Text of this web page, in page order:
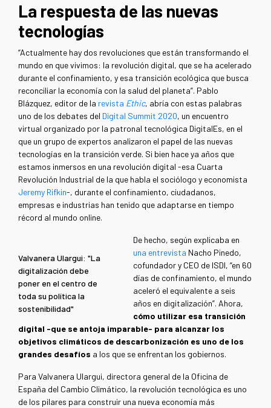
La respuesta de las nuevas
tecnologías
“Actualmente hay dos revoluciones que están transformando el
mundo en que vivimos: la revolución digital, que se ha acelerado
durante el confinamiento, y esa transición ecológica que busca
reconciliar la economía con la salud del planeta”. Pablo
Blázquez, editor de la revista Ethic, abría con estas palabras
uno de los debates del Digital Summit 2020, un encuentro
virtual organizado por la patronal tecnológica DigitalEs, en el
que un grupo de expertos analizaron el papel de las nuevas
tecnologías en la transición verde. Si bien hace ya años que
estamos inmersos en una revolución digital -esa Cuarta
Revolución Industrial de la que habla el sociólogo y economista
Jeremy Rifkin-, durante el confinamiento, ciudadanos,
empresas e industrias han tenido que adaptarse en tiempo
récord al mundo online.
Valvanera Ulargui: "La
digitalización debe
poner en el centro de
toda su política la
sostenibilidad"
De hecho, según explicaba en
una entrevista Nacho Pinedo,
cofundador y CEO de ISDI, “en 60
días de confinamiento, el mundo
aceleró el equivalente a seis
años en digitalización”. Ahora,
cómo utilizar esa transición
digital -que se antoja imparable- para alcanzar los
objetivos climáticos de descarbonización es uno de los
grandes desafíos a los que se enfrentan los gobiernos.
Para Valvanera Ulargui, directora general de la Oficina de
España del Cambio Climático, la revolución tecnológica es uno
de los pilares para construir una nueva economía más